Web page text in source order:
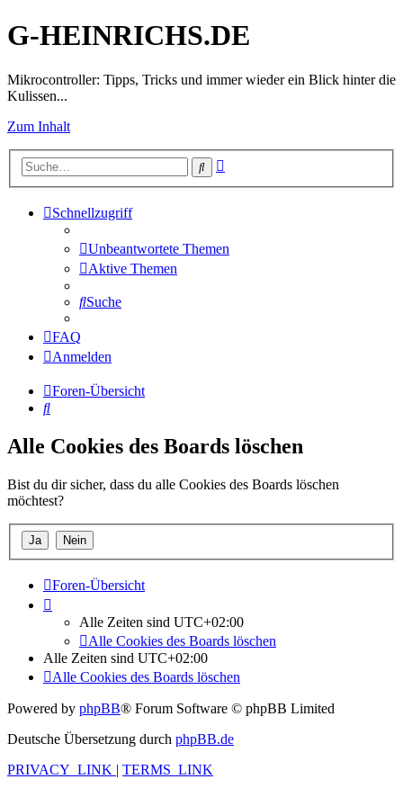
G-HEINRICHS.DE
Mikrocontroller: Tipps, Tricks und immer wieder ein Blick hinter die
Kulissen...
Zum Inhalt
Suche
Schnellzugriff
Unbeantwortete Themen
Aktive Themen
Suche
FAQ
Anmelden
Foren-Übersicht
Suche
Alle Cookies des Boards löschen
Bist du dir sicher, dass du alle Cookies des Boards löschen
möchtest?
Foren-Übersicht
Alle Zeiten sind UTC+02:00
Alle Cookies des Boards löschen
Alle Zeiten sind UTC+02:00
Alle Cookies des Boards löschen
Powered by phpBB® Forum Software © phpBB Limited
Deutsche Übersetzung durch phpBB.de
PRIVACY_LINK | TERMS_LINK